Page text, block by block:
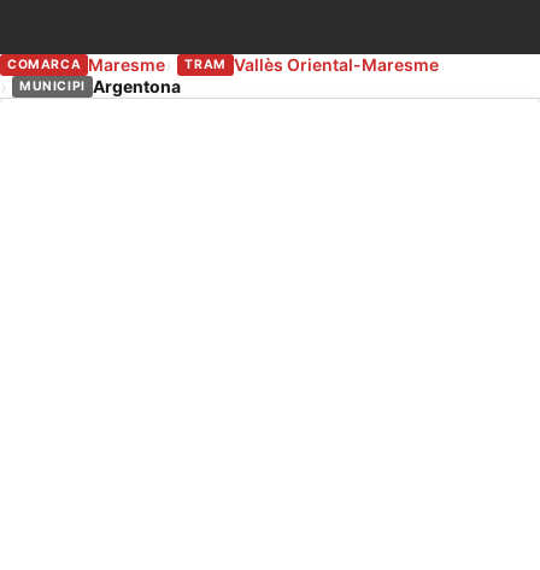
COMARCA Maresme TRAM Vallès Oriental-Maresme
MUNICIPI Argentona